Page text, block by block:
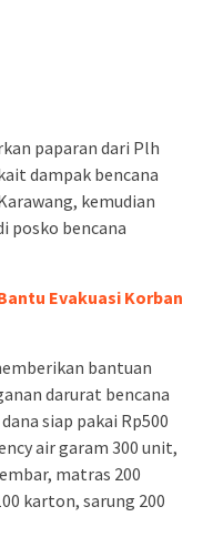
paparan dari Plh
dampak bencana
kemudian
posko bencana
Evakuasi Korban
bantuan
darurat bencana
siap pakai Rp500
air garam 300 unit,
matras 200
karton, sarung 200